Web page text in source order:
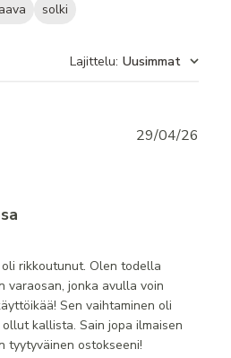
solki
Lajittelu: Uusimmat
rikkoutunut. Olen todella
varaosan, jonka avulla voin
Sen vaihtaminen oli
kallista. Sain jopa ilmaisen
tyytyväinen ostokseeni!
29/04/26